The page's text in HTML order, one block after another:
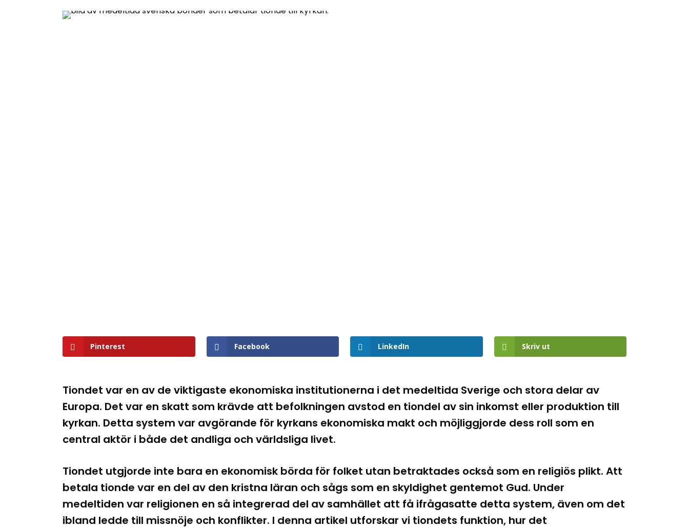
Pinterest Facebook LinkedIn Skriv ut
Tiondet var en av de viktigaste ekonomiska institutionerna i det medeltida Sverige och stora delar av
Europa. Det var en skatt som krävde att befolkningen avstod en tiondel av sin inkomst eller produktion till
kyrkan. Detta system var avgörande för kyrkans ekonomiska makt och möjliggjorde dess roll som en
central aktör i både det andliga och världsliga livet.
Tiondet utgjorde inte bara en ekonomisk börda för folket utan betraktades också som en religiös plikt. Att
betala tionde var en del av den kristna läran och sågs som en skyldighet gentemot Gud. Under
medeltiden var religionen en så integrerad del av samhället att få ifrågasatte detta system, även om det
ibland ledde till missnöje och konflikter. I denna artikel utforskar vi tiondets funktion, hur det